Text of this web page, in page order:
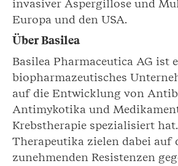
invasiver Aspergillose und
Europa und den USA.
Über Basilea
Basilea Pharmaceutica AG ist
biopharmazeutisches
auf die Entwicklung von
Antimykotika und
Krebstherapie spezialisiert
Therapeutika zielen dabei auf
zunehmenden Resistenzen